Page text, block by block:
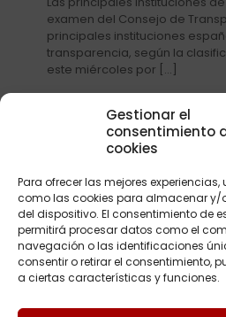
Gestionar el
consentimiento
cookies
Para ofrecer las mejores
como las cookies para almacenar
del dispositivo. El consentimiento de
permitirá procesar datos como el
navegación o las identificaciones
consentir o retirar el consentimiento,
a ciertas características y funciones.
examen del Consejo de
principales instituciones
transparencia, según la
este miércoles por […]
Copyright © 2023Abogados